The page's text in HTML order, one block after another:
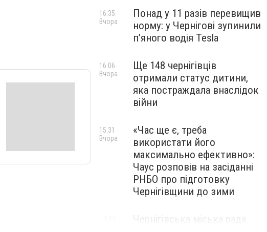
Понад у 11 разів перевищив
норму: у Чернігові зупинили
пʼяного водія Tesla
16:35
Вчора
Ще 148 чернігівців
отримали статус дитини,
яка постраждала внаслідок
війни
16:06
Вчора
«Час ще є, треба
використати його
максимально ефективно»:
Чаус розповів на засіданні
РНБО про підготовку
Чернігівщини до зими
15:31
Вчора
Чернігівська міська рада